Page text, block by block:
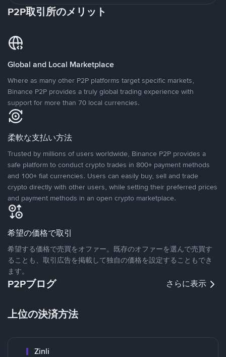
P2P取引所のメリット
Global and Local Marketplace
Where as many other P2P platforms target specific markets,
Binance P2P provides a truly global trading experience with
support for more than 70 local currencies.
柔軟な支払い方法
Trusted by millions of users worldwide, Binance P2P provides a
safe platform to conduct crypto trades in 800+ payment methods
and 100+ fiat currencies. Users can easily buy, sell and trade
crypto directly with other users, while setting their preferred prices
and payment methods in an open crypto marketplace.
希望の価格で取引
希望する価格で売買をオファー。既存のオファーを選んで売買す
ることも、取引広告を掲載して独自の価格を設定することもでき
ます。
P2Pブログ さらに表示
上位の決済方法
Zinli